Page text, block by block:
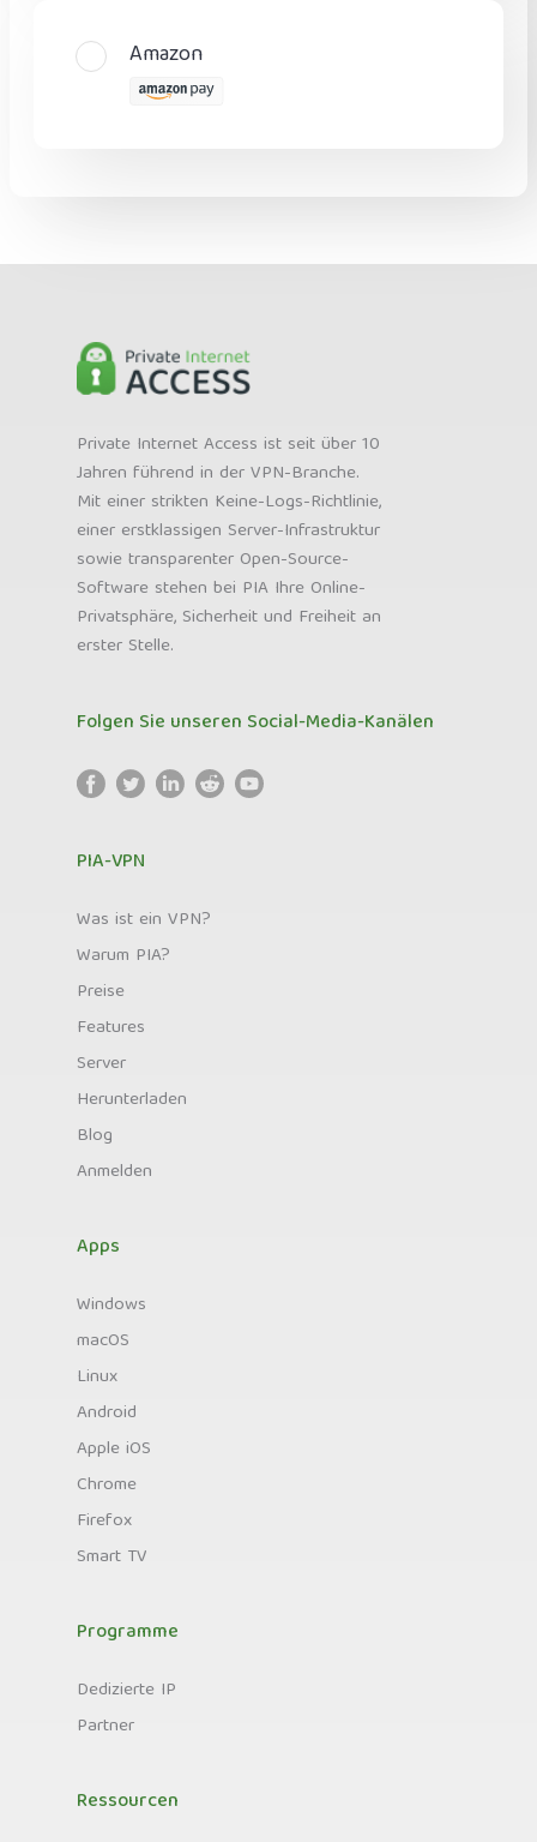
Amazon
Private Internet Access ist seit über 10
Jahren führend in der VPN-Branche.
Mit einer strikten Keine-Logs-Richtlinie,
einer erstklassigen Server-Infrastruktur
sowie transparenter Open-Source-
Software stehen bei PIA Ihre Online-
Privatsphäre, Sicherheit und Freiheit an
erster Stelle.
Folgen Sie unseren Social-Media-Kanälen
PIA-VPN
Was ist ein VPN?
Warum PIA?
Preise
Features
Server
Herunterladen
Blog
Anmelden
Apps
Windows
macOS
Linux
Android
Apple iOS
Chrome
Firefox
Smart TV
Programme
Dedizierte IP
Partner
Ressourcen